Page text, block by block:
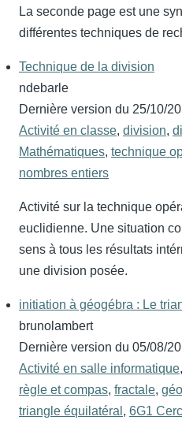
La seconde page est une
différentes techniques de
Technique de la division
ndebarle
Dernière version du 25/10/
Activité en classe, division,
Mathématiques, technique
nombres entiers
Activité sur la technique
euclidienne. Une situation
sens à tous les résultats
une division posée.
initiation à géogébra : Le
brunolambert
Dernière version du 05/08/
Activité en salle informatique,
règle et compas, fractale,
triangle équilatéral , 6G1